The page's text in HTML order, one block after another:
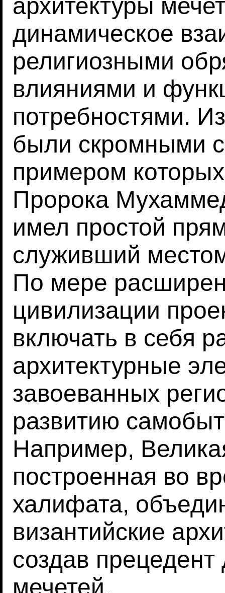
архитектуры
динамическое
религиозными
влияниями и
потребностями.
были скромными
примером
Пророка
имел простой
служивший
По мере
цивилизации
включать в себя
архитектурные
завоеванных
развитию
Например,
построенная во
халифата,
византийские
создав
мечетей.